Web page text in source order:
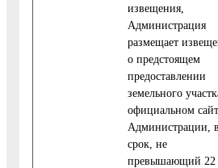
извещения,
Администрация
размещает
о предстоящем
предоставлении
земельного
официальном
Администрации, в
срок, не
превышающий 22